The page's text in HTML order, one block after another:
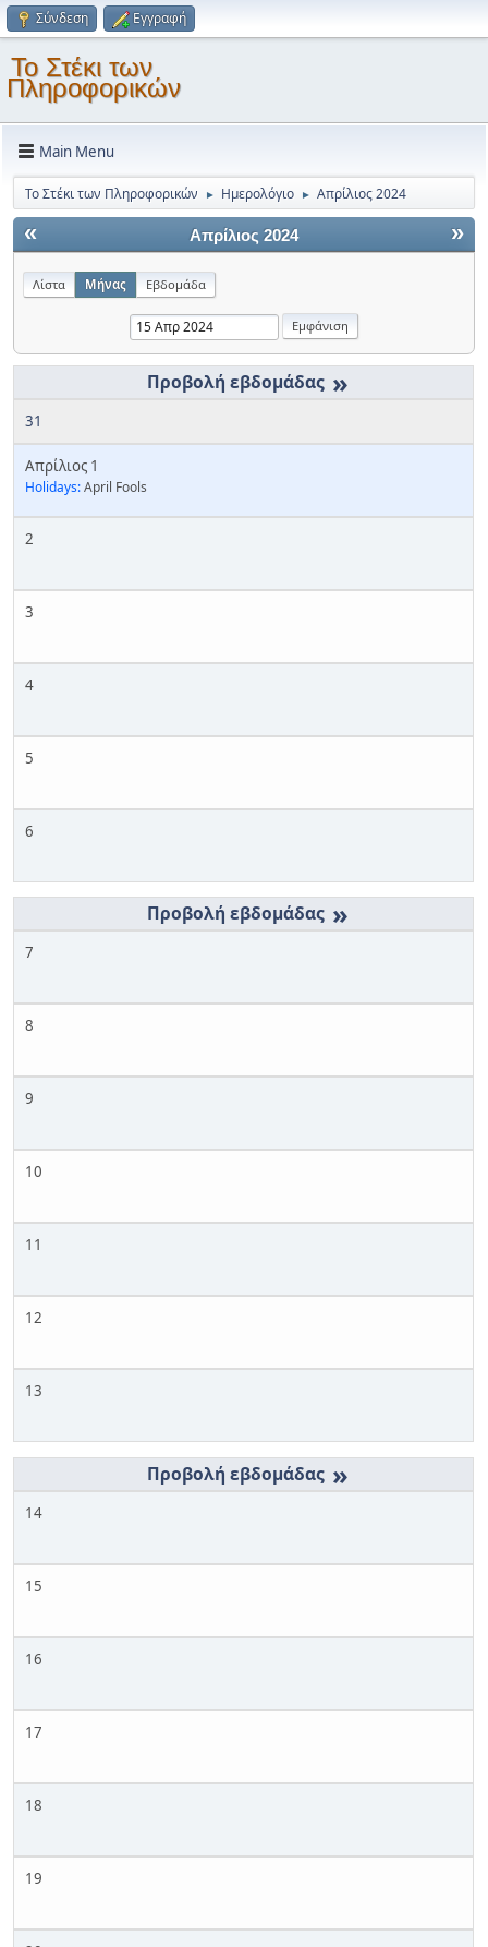
Σύνδεση Εγγραφή
Το Στέκι των
Πληροφορικών
Main Menu
Το Στέκι των Πληροφορικών ► Ημερολόγιο ► Απρίλιος 2024
« »
Απρίλιος 2024
Λίστα Μήνας Εβδομάδα
»
31
Απρίλιος 1
Holidays:April Fools
2
3
4
5
6
»
7
8
9
10
11
12
13
»
14
15
16
17
18
19